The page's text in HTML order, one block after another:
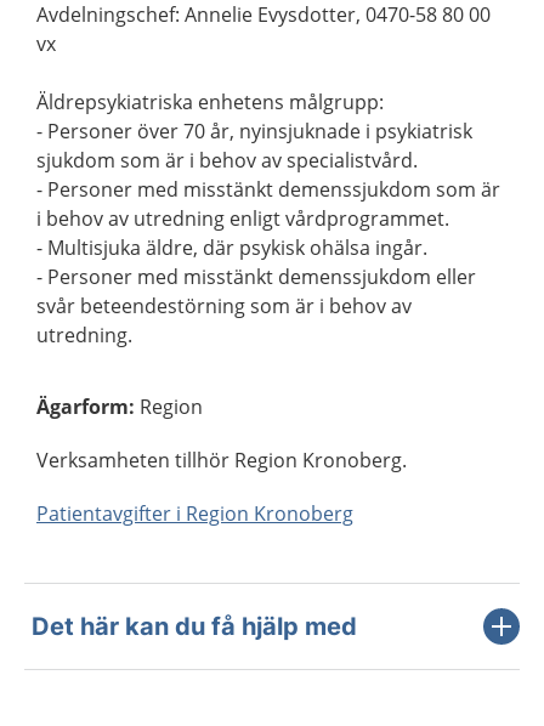
Avdelningschef: Annelie Evysdotter, 0470-58 80 00
vx
Äldrepsykiatriska enhetens målgrupp:
- Personer över 70 år, nyinsjuknade i psykiatrisk
sjukdom som är i behov av specialistvård.
- Personer med misstänkt demenssjukdom som är
i behov av utredning enligt vårdprogrammet.
- Multisjuka äldre, där psykisk ohälsa ingår.
- Personer med misstänkt demenssjukdom eller
svår beteendestörning som är i behov av
utredning.
Ägarform: Region
Verksamheten tillhör Region Kronoberg.
Patientavgifter i Region Kronoberg
Det här kan du få hjälp med